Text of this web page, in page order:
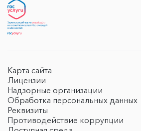
Карта сайта
Лицензии
Надзорные организации
Обработка персональных данных
Реквизиты
Противодействие коррупции